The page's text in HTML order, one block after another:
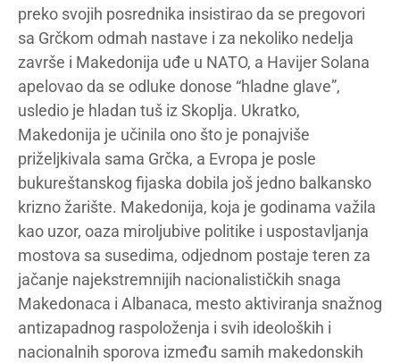
preko svojih posrednika insistirao da se pregovori
sa Grčkom odmah nastave i za nekoliko nedelja
završe i Makedonija uđe u NATO, a Havijer Solana
apelovao da se odluke donose “hladne glave”,
usledio je hladan tuš iz Skoplja. Ukratko,
Makedonija je učinila ono što je ponajviše
priželjkivala sama Grčka, a Evropa je posle
bukureštanskog fijaska dobila još jedno balkansko
krizno žarište. Makedonija, koja je godinama važila
kao uzor, oaza miroljubive politike i uspostavljanja
mostova sa susedima, odjednom postaje teren za
jačanje najekstremnijih nacionalističkih snaga
Makedonaca i Albanaca, mesto aktiviranja snažnog
antizapadnog raspoloženja i svih ideoloških i
nacionalnih sporova između samih makedonskih